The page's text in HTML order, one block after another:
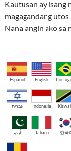
Kautusan ay isang
magagandang utos
Nanalangin ako sa
Español English
עברית Indonesia
اُردو Italiano 한국